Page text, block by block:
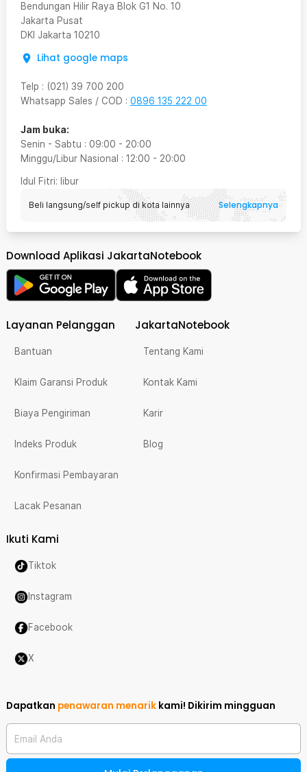
Bendungan Hilir Raya Blok G1 No. 10
Jakarta Pusat
DKI Jakarta 10210
Lihat google maps
Telp : (021) 39 700 200
Whatsapp Sales / COD : 0896 135 222 00
Jam buka:
Senin - Sabtu : 09:00 - 20:00
Minggu/Libur Nasional : 12:00 - 20:00
Idul Fitri: libur
Beli langsung/self pickup di kota lainnya Selengkapnya
Download Aplikasi JakartaNotebook
Layanan Pelanggan
Bantuan
Klaim Garansi Produk
Biaya Pengiriman
Indeks Produk
Konfirmasi Pembayaran
Lacak Pesanan
JakartaNotebook
Tentang Kami
Kontak Kami
Karir
Blog
Ikuti Kami
Tiktok
Instagram
Facebook
X
Dapatkan penawaran menarik kami! Dikirim mingguan
Email Anda